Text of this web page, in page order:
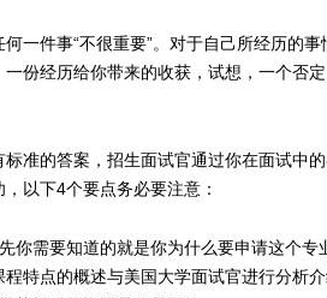
件事“不很重要”。对于自己所经历的事
份经历给你带来的收获，试想，一个否
的答案，招生面试官通过你在面试中
以下4个要点务必要注意：
需要知道的就是你为什么要申请这个专
特点的概述与美国大学面试官进行分析